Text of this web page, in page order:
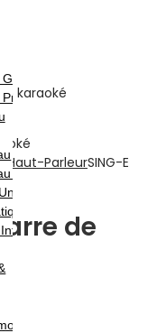
Haut-ParleurSING-E
de
Pro
Gamer